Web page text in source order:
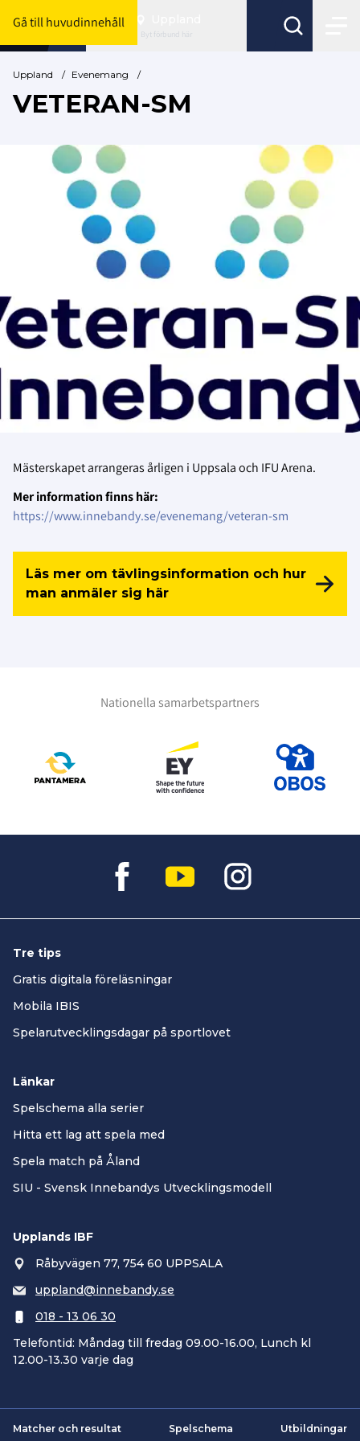
Gå till huvudinnehåll
Byt förbund här
Uppland / Evenemang /
VETERAN-SM
Mästerskapet arrangeras årligen i Uppsala och IFU Arena.
Mer information finns här:
https://www.innebandy.se/evenemang/veteran-sm
Läs mer om tävlingsinformation och hur
man anmäler sig här
Nationella samarbetspartners
Tre tips
Gratis digitala föreläsningar
Mobila IBIS
Spelarutvecklingsdagar på sportlovet
Länkar
Spelschema alla serier
Hitta ett lag att spela med
Spela match på Åland
SIU - Svensk Innebandys Utvecklingsmodell
Upplands IBF
Råbyvägen 77, 754 60 UPPSALA
uppland@innebandy.se
018 - 13 06 30
Telefontid: Måndag till fredag 09.00-16.00, Lunch kl
12.00-13.30 varje dag
Matcher och resultat Spelschema Utbildningar